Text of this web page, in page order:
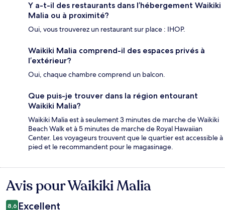
Y a-t-il des restaurants dans l’hébergement Waikiki
Malia ou à proximité?
Oui, vous trouverez un restaurant sur place : IHOP.
Waikiki Malia comprend-il des espaces privés à
l’extérieur?
Oui, chaque chambre comprend un balcon.
Que puis-je trouver dans la région entourant
Waikiki Malia?
Waikiki Malia est à seulement 3 minutes de marche de Waikiki
Beach Walk et à 5 minutes de marche de Royal Hawaiian
Center. Les voyageurs trouvent que le quartier est accessible à
pied et le recommandent pour le magasinage.
Avis
Avis pour Waikiki Malia
8,6 Excellent